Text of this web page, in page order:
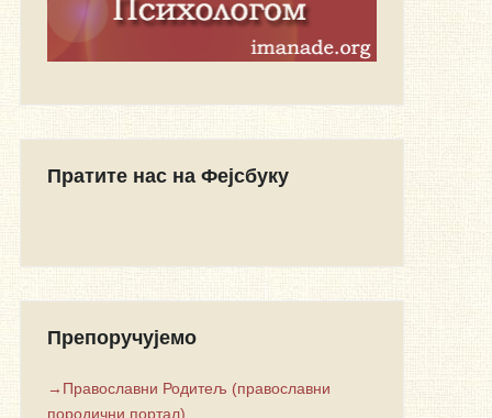
Пратите нас на Фејсбуку
Препоручујемо
→Православни Родитељ (православни
породични портал)